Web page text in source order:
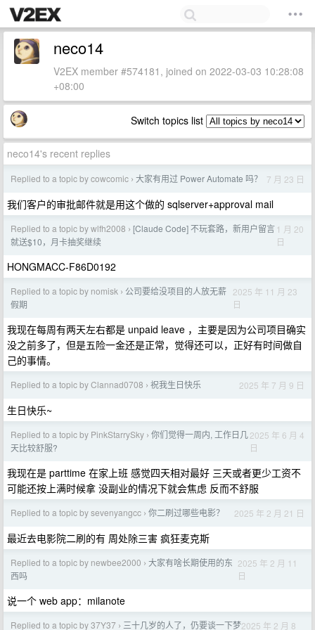
neco14
V2EX member #574181, joined on 2022-03-03 10:28:08
+08:00
Switch topics list
neco14's recent replies
Replied to a topic by cowcomic › 大家有用过 Power Automate 吗？ 7 月 23 日
我们客户的审批邮件就是用这个做的 sqlserver+approval mail
Replied to a topic by wlfh2008 › [Claude Code] 不玩套路，新用户留言
就送$10，月卡抽奖继续
1 月 20
日
HONGMACC-F86D0192
Replied to a topic by nomisk › 公司要给没项目的人放无薪
假期
2025 年 11 月 23
日
我现在每周有两天左右都是 unpaid leave ，主要是因为公司项目确实
没之前多了，但是五险一金还是正常，觉得还可以，正好有时间做自
己的事情。
Replied to a topic by Clannad0708 › 祝我生日快乐 2025 年 7 月 9 日
生日快乐~
Replied to a topic by PinkStarrySky › 你们觉得一周内, 工作日几
天比较舒服?
2025 年 6 月 4
日
我现在是 parttime 在家上班 感觉四天相对最好 三天或者更少工资不
可能还按上满时候拿 没副业的情况下就会焦虑 反而不舒服
Replied to a topic by sevenyangcc › 你二刷过哪些电影？ 2025 年 2 月 21 日
最近去电影院二刷的有 周处除三害 疯狂麦克斯
Replied to a topic by newbee2000 › 大家有啥长期使用的东
西吗
2025 年 2 月 11
日
说一个 web app：milanote
Replied to a topic by 37Y37 › 三十几岁的人了，仍要谈一下梦2025 年 2 月 8